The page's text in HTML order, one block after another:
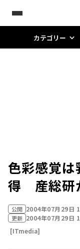
カテゴリー
色彩感覚
得 産総研
公開 2004年07月29日
更新 2004年07月29日
[ITmedia]